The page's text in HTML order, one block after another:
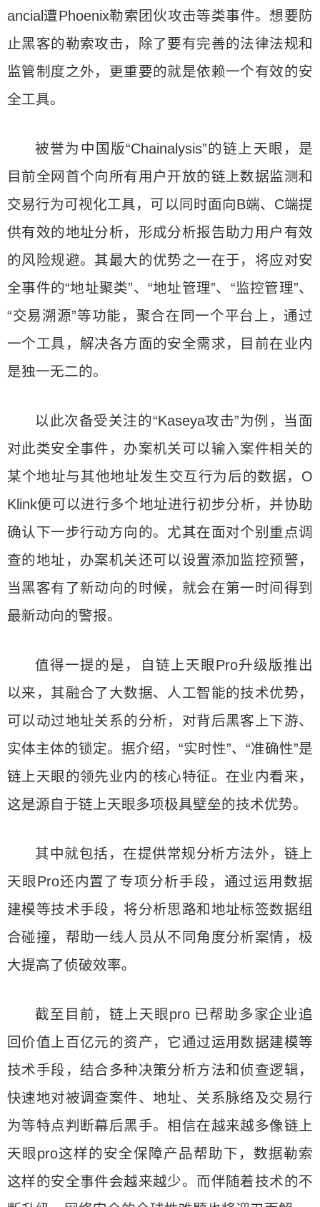
ancial遭Phoenix勒索团伙攻击等类事件。想要防
止黑客的勒索攻击，除了要有完善的法律法规和
监管制度之外，更重要的就是依赖一个有效的安
全工具。
被誉为中国版“Chainalysis”的链上天眼，是
目前全网首个向所有用户开放的链上数据监测和
交易行为可视化工具，可以同时面向B端、C端提
供有效的地址分析，形成分析报告助力用户有效
的风险规避。其最大的优势之一在于，将应对安
全事件的“地址聚类”、“地址管理”、“监控管理”、
“交易溯源”等功能，聚合在同一个平台上，通过
一个工具，解决各方面的安全需求，目前在业内
是独一无二的。
以此次备受关注的“Kaseya攻击”为例，当面
对此类安全事件，办案机关可以输入案件相关的
某个地址与其他地址发生交互行为后的数据，O
Klink便可以进行多个地址进行初步分析，并协助
确认下一步行动方向的。尤其在面对个别重点调
查的地址，办案机关还可以设置添加监控预警，
当黑客有了新动向的时候，就会在第一时间得到
最新动向的警报。
值得一提的是，自链上天眼Pro升级版推出
以来，其融合了大数据、人工智能的技术优势，
可以动过地址关系的分析，对背后黑客上下游、
实体主体的锁定。据介绍，“实时性”、“准确性”是
链上天眼的领先业内的核心特征。在业内看来，
这是源自于链上天眼多项极具壁垒的技术优势。
其中就包括，在提供常规分析方法外，链上
天眼Pro还内置了专项分析手段，通过运用数据
建模等技术手段，将分析思路和地址标签数据组
合碰撞，帮助一线人员从不同角度分析案情，极
大提高了侦破效率。
截至目前，链上天眼pro 已帮助多家企业追
回价值上百亿元的资产，它通过运用数据建模等
技术手段，结合多种决策分析方法和侦查逻辑，
快速地对被调查案件、地址、关系脉络及交易行
为等特点判断幕后黑手。相信在越来越多像链上
天眼pro这样的安全保障产品帮助下，数据勒索
这样的安全事件会越来越少。而伴随着技术的不